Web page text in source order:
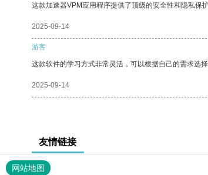
这款加速器VPM应用程序提供了顶级的安全性和隐私保护
2025-09-14
游客
这款软件的学习方式非常灵活，可以根据自己的需求选择
2025-09-14
友情链接
网站地图